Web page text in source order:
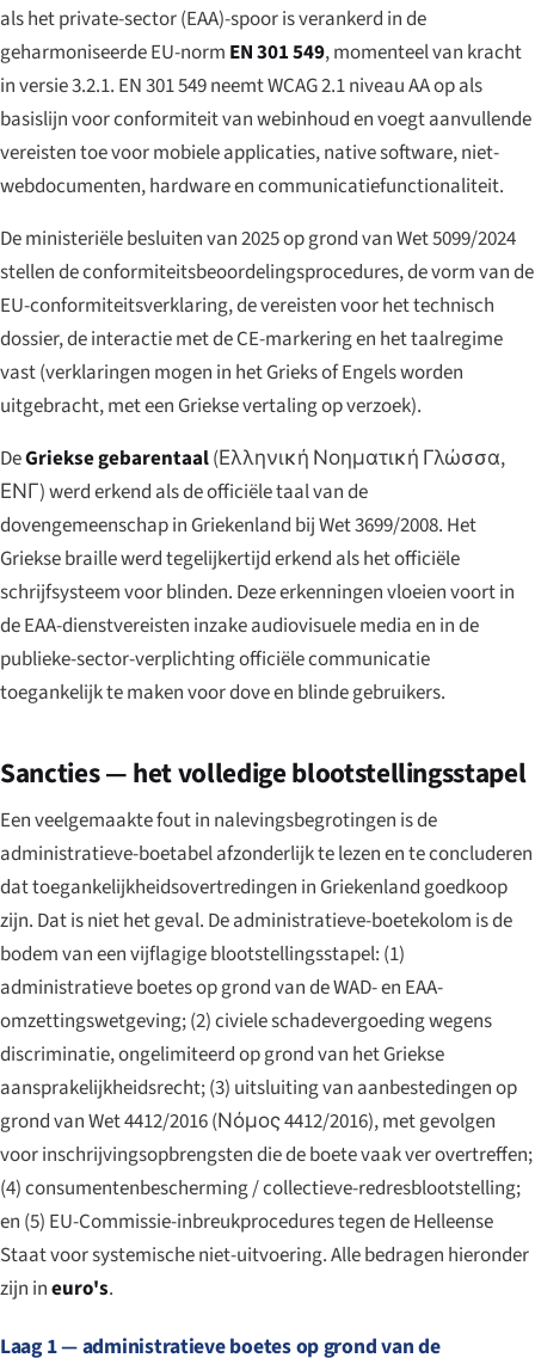
als het private-sector (EAA)-spoor is verankerd in de
geharmoniseerde EU-norm EN 301 549, momenteel van kracht
in versie 3.2.1. EN 301 549 neemt WCAG 2.1 niveau AA op als
basislijn voor conformiteit van webinhoud en voegt aanvullende
vereisten toe voor mobiele applicaties, native software, niet-
webdocumenten, hardware en communicatiefunctionaliteit.
De ministeriële besluiten van 2025 op grond van Wet 5099/2024
stellen de conformiteitsbeoordelingsprocedures, de vorm van de
EU-conformiteitsverklaring, de vereisten voor het technisch
dossier, de interactie met de CE-markering en het taalregime
vast (verklaringen mogen in het Grieks of Engels worden
uitgebracht, met een Griekse vertaling op verzoek).
DeGriekse gebarentaal(Ελληνική Νοηματική Γλώσσα,
ΕΝΓ) werd erkend als de officiële taal van de
dovengemeenschap in Griekenland bij Wet 3699/2008. Het
Griekse braille werd tegelijkertijd erkend als het officiële
schrijfsysteem voor blinden. Deze erkenningen vloeien voort in
de EAA-dienstvereisten inzake audiovisuele media en in de
publieke-sector-verplichting officiële communicatie
toegankelijk te maken voor dove en blinde gebruikers.
Sancties — het volledige blootstellingsstapel
Een veelgemaakte fout in nalevingsbegrotingen is de
administratieve-boetabel afzonderlijk te lezen en te concluderen
dat toegankelijkheidsovertredingen in Griekenland goedkoop
zijn. Dat is niet het geval. De administratieve-boetekolom is de
bodem van een vijflagige blootstellingsstapel: (1)
administratieve boetes op grond van de WAD- en EAA-
omzettingswetgeving; (2) civiele schadevergoeding wegens
discriminatie, ongelimiteerd op grond van het Griekse
aansprakelijkheidsrecht; (3) uitsluiting van aanbestedingen op
grond van Wet 4412/2016 (Νόμος 4412/2016), met gevolgen
voor inschrijvingsopbrengsten die de boete vaak ver overtreffen;
(4) consumentenbescherming / collectieve-redresblootstelling;
en (5) EU-Commissie-inbreukprocedures tegen de Helleense
Staat voor systemische niet-uitvoering. Alle bedragen hieronder
zijn ineuro's.
Laag 1 — administratieve boetes op grond van de